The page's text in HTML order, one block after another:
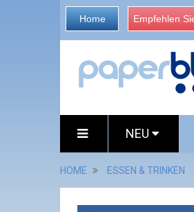
Home Empfehlen
NEU
HOME ESSEN & TRINKEN